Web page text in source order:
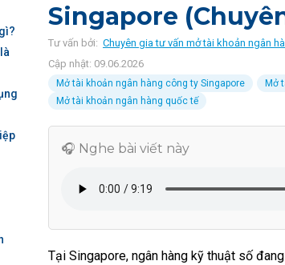
Singapore
Tư vấn bởi: Chuyên gia tư vấn mở tài khoản ngân
Cập nhật: 09.06.2026
Mở tài khoản ngân hàng công ty Singapore
Mở
Mở tài khoản ngân hàng quốc tế
🎧 Nghe bài viết này
Tại Singapore, ngân hàng kỹ thuật số